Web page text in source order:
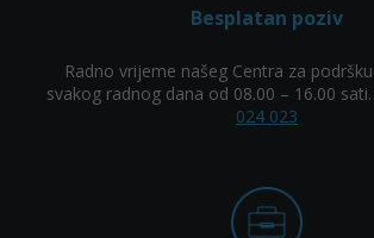
Besplatan poziv
Radno vrijeme našeg Centra za
svakog radnog dana od 08.00 – 16.00
024 023